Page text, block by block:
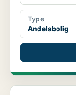
Type
Andelsbolig
Andelsbolig i Århus C